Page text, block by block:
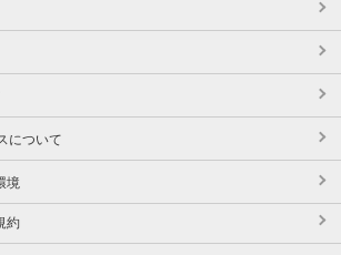
について
境
約